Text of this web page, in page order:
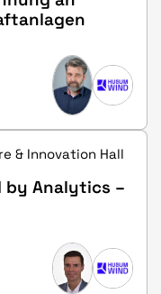
& Innovation Hall
by Analytics –